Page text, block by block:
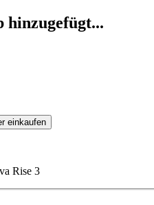
einkaufen
Rise 3